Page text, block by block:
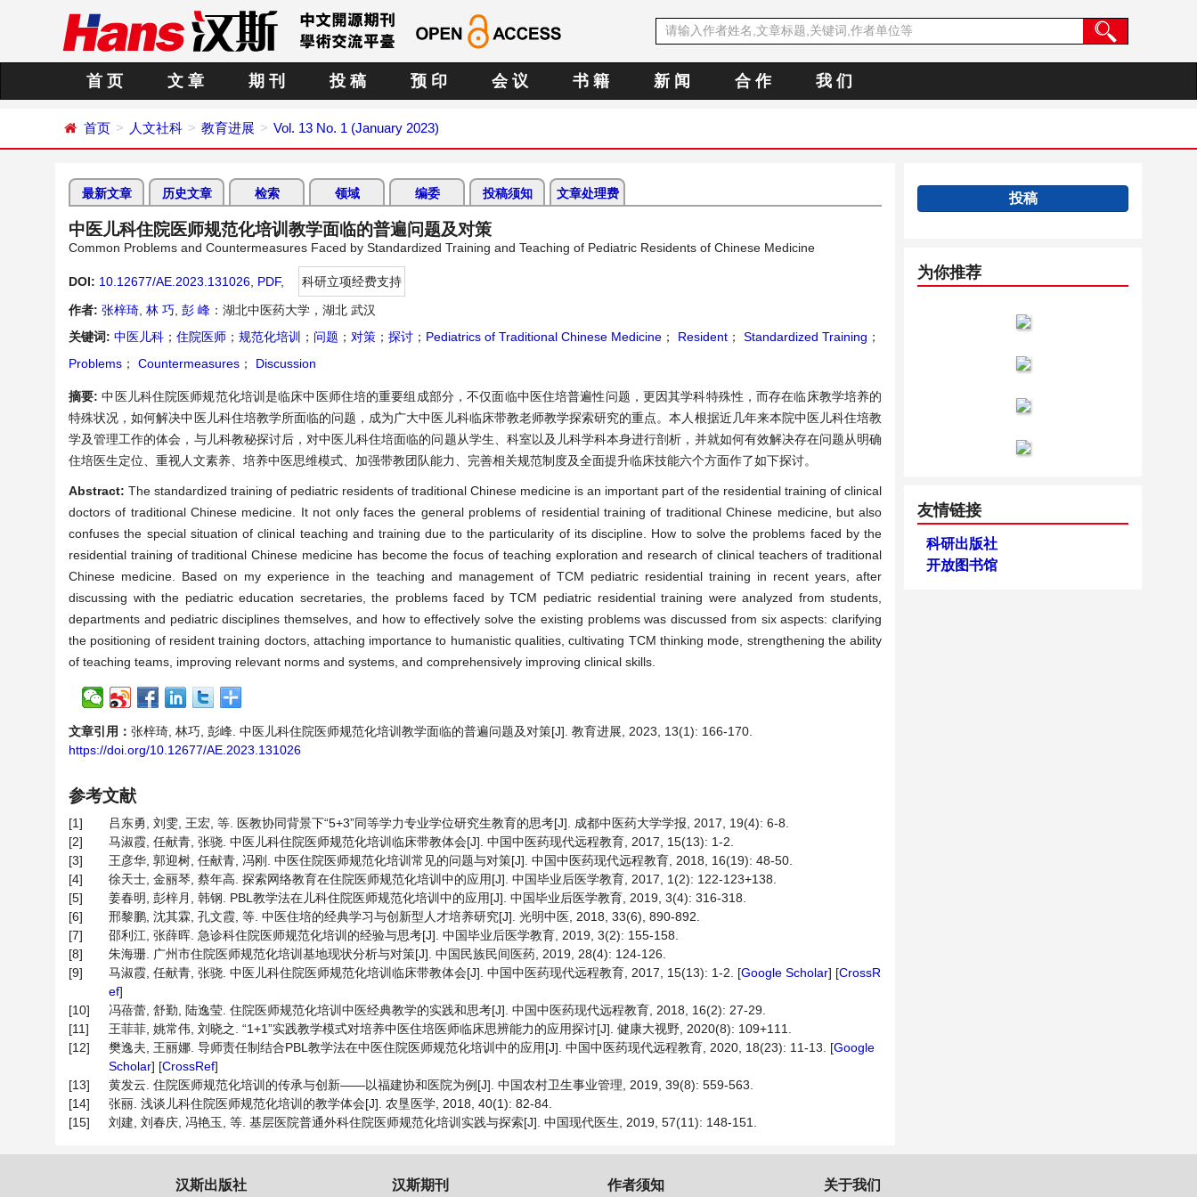
首 页 文 章 期 刊 投 稿 预 印 会 议 书 籍 新 闻 合 作 我 们
首页 人文社科 教育进展 Vol. 13 No. 1 (January 2023)
最新文章 历史文章 检索 领域 编委 投稿须知 文章处理费
中医儿科住院医师规范化培训教学面临的普遍问题及对策
Common Problems and Countermeasures Faced by Standardized Training and Teaching of Pediatric Residents of Chinese Medicine
DOI: 10.12677/AE.2023.131026 PDF,
科研立项经费支持
作者: 张梓琦 林 巧 彭 峰 ：湖北中医药大学，湖北 武汉
关键词: 中医儿科 ； 住院医师 ； 规范化培训 ； 问题 ； 对策 ； 探讨 ； Pediatrics of Traditional Chinese Medicine ； Resident ； Standardized Training ；
Problems ； Countermeasures ； Discussion
摘要:中医儿科住院医师规范化培训是临床中医师住培的重要组成部分，不仅面临中医住培普遍性问题，更因其学科特殊性，而存在临床教学培养的
特殊状况，如何解决中医儿科住培教学所面临的问题，成为广大中医儿科临床带教老师教学探索研究的重点。本人根据近几年来本院中医儿科住培教
学及管理工作的体会，与儿科教秘探讨后，对中医儿科住培面临的问题从学生、科室以及儿科学科本身进行剖析，并就如何有效解决存在问题从明确
住培医生定位、重视人文素养、培养中医思维模式、加强带教团队能力、完善相关规范制度及全面提升临床技能六个方面作了如下探讨。
Abstract:The standardized training of pediatric residents of traditional Chinese medicine is an important part of the residential training of clinical
doctors of traditional Chinese medicine. It not only faces the general problems of residential training of traditional Chinese medicine, but also
confuses the special situation of clinical teaching and training due to the particularity of its discipline. How to solve the problems faced by the
residential training of traditional Chinese medicine has become the focus of teaching exploration and research of clinical teachers of traditional
Chinese medicine. Based on my experience in the teaching and management of TCM pediatric residential training in recent years, after
discussing with the pediatric education secretaries, the problems faced by TCM pediatric residential training were analyzed from students,
departments and pediatric disciplines themselves, and how to effectively solve the existing problems was discussed from six aspects: clarifying
the positioning of resident training doctors, attaching importance to humanistic qualities, cultivating TCM thinking mode, strengthening the ability
of teaching teams, improving relevant norms and systems, and comprehensively improving clinical skills.
文章引用： 张梓琦, 林巧, 彭峰. 中医儿科住院医师规范化培训教学面临的普遍问题及对策[J]. 教育进展, 2023, 13(1): 166-170.
https://doi.org/10.12677/AE.2023.131026
参考文献
[1]
吕东勇, 刘雯, 王宏, 等. 医教协同背景下“5+3”同等学力专业学位研究生教育的思考[J]. 成都中医药大学学报, 2017, 19(4): 6-8.
[2]
马淑霞, 任献青, 张骁. 中医儿科住院医师规范化培训临床带教体会[J]. 中国中医药现代远程教育, 2017, 15(13): 1-2.
[3]
王彦华, 郭迎树, 任献青, 冯刚. 中医住院医师规范化培训常见的问题与对策[J]. 中国中医药现代远程教育, 2018, 16(19): 48-50.
[4]
徐天士, 金丽琴, 蔡年高. 探索网络教育在住院医师规范化培训中的应用[J]. 中国毕业后医学教育, 2017, 1(2): 122-123+138.
[5]
姜春明, 彭梓月, 韩钢. PBL教学法在儿科住院医师规范化培训中的应用[J]. 中国毕业后医学教育, 2019, 3(4): 316-318.
[6]
邢黎鹏, 沈其霖, 孔文霞, 等. 中医住培的经典学习与创新型人才培养研究[J]. 光明中医, 2018, 33(6), 890-892.
[7]
邵利江, 张薛晖. 急诊科住院医师规范化培训的经验与思考[J]. 中国毕业后医学教育, 2019, 3(2): 155-158.
[8]
朱海珊. 广州市住院医师规范化培训基地现状分析与对策[J]. 中国民族民间医药, 2019, 28(4): 124-126.
[9]
马淑霞, 任献青, 张骁. 中医儿科住院医师规范化培训临床带教体会[J]. 中国中医药现代远程教育, 2017, 15(13): 1-2. [Google Scholar] [CrossR
ef]
[10]
冯蓓蕾, 舒勤, 陆逸莹. 住院医师规范化培训中医经典教学的实践和思考[J]. 中国中医药现代远程教育, 2018, 16(2): 27-29.
[11]
王菲菲, 姚常伟, 刘晓之. “1+1”实践教学模式对培养中医住培医师临床思辨能力的应用探讨[J]. 健康大视野, 2020(8): 109+111.
[12]
樊逸夫, 王丽娜. 导师责任制结合PBL教学法在中医住院医师规范化培训中的应用[J]. 中国中医药现代远程教育, 2020, 18(23): 11-13. [Google
Scholar] [CrossRef]
[13]
黄发云. 住院医师规范化培训的传承与创新——以福建协和医院为例[J]. 中国农村卫生事业管理, 2019, 39(8): 559-563.
[14]
张丽. 浅谈儿科住院医师规范化培训的教学体会[J]. 农垦医学, 2018, 40(1): 82-84.
[15]
刘建, 刘春庆, 冯艳玉, 等. 基层医院普通外科住院医师规范化培训实践与探索[J]. 中国现代医生, 2019, 57(11): 148-151.
投稿
为你推荐
友情链接
科研出版社
开放图书馆
汉斯出版社 汉斯期刊 作者须知 关于我们